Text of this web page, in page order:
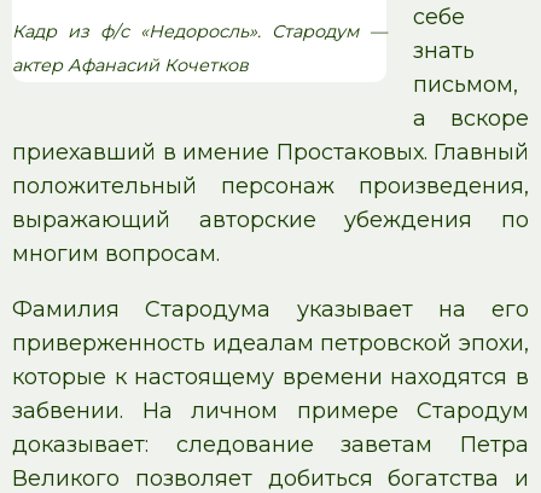
Кадр из ф/с «Недоросль». Стародум —
актер Афанасий Кочетков
себе
знать
письмом,
а вскоре
приехавший в имение Простаковых. Главный
положительный персонаж произведения,
выражающий авторские убеждения по
многим вопросам.
Фамилия Стародума указывает на его
приверженность идеалам петровской эпохи,
которые к настоящему времени находятся в
забвении. На личном примере Стародум
доказывает: следование заветам Петра
Великого позволяет добиться богатства и